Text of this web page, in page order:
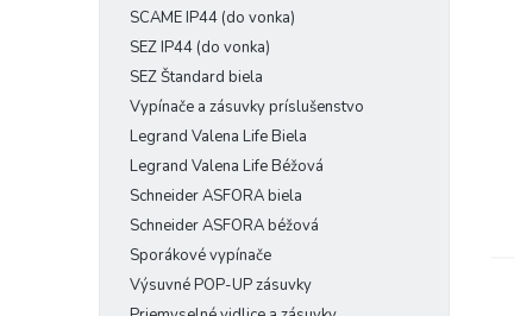
SCAME IP44 (do vonka)
SEZ IP44 (do vonka)
SEZ Štandard biela
Vypínače a zásuvky príslušenstvo
Legrand Valena Life Biela
Legrand Valena Life Béžová
Schneider ASFORA biela
Schneider ASFORA béžová
Sporákové vypínače
Výsuvné POP-UP zásuvky